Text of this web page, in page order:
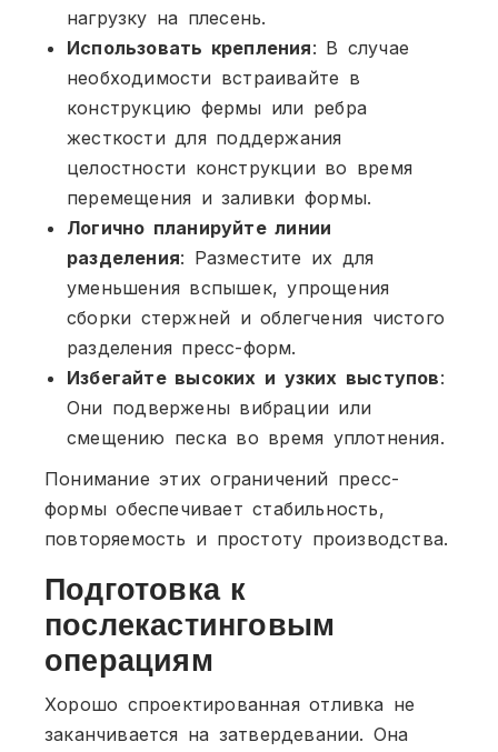
нагрузку на плесень.
Использовать крепления: В случае
необходимости встраивайте в
конструкцию фермы или ребра
жесткости для поддержания
целостности конструкции во время
перемещения и заливки формы.
Логично планируйте линии
разделения: Разместите их для
уменьшения вспышек, упрощения
сборки стержней и облегчения чистого
разделения пресс-форм.
Избегайте высоких и узких выступов:
Они подвержены вибрации или
смещению песка во время уплотнения.
Понимание этих ограничений пресс-
формы обеспечивает стабильность,
повторяемость и простоту производства.
Подготовка к
послекастинговым
операциям
Хорошо спроектированная отливка не
заканчивается на затвердевании. Она